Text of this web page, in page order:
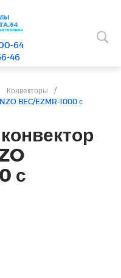
64
46
Конвекторы
/
BEC/EZMR-1000 с
с